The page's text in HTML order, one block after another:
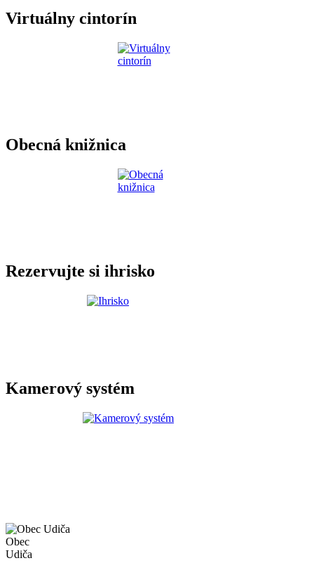
Virtuálny cintorín
Obecná knižnica
Rezervujte si ihrisko
Kamerový systém
Obec
Udiča